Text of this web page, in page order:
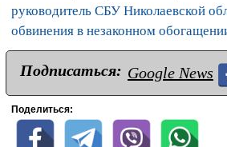
руководитель СБУ Николаевской
обвинения в незаконном
Подписаться: Google News
Поделиться: